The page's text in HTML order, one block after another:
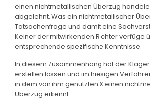
einen nichtmetallischen Überzug
abgelehnt. Was ein nichtmetallischer
Tatsachenfrage und damit eine
Keiner der mitwirkenden Richter verfüge
entsprechende spezifische Kenntnisse.
In diesem Zusammenhang hat der
erstellen lassen und im hiesigen
in dem von ihm genutzten X einen
Überzug erkennt.